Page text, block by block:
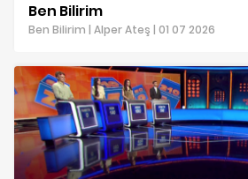
Ben Bilirim
Ben Bilirim | Alper Ateş | 01 07 2026